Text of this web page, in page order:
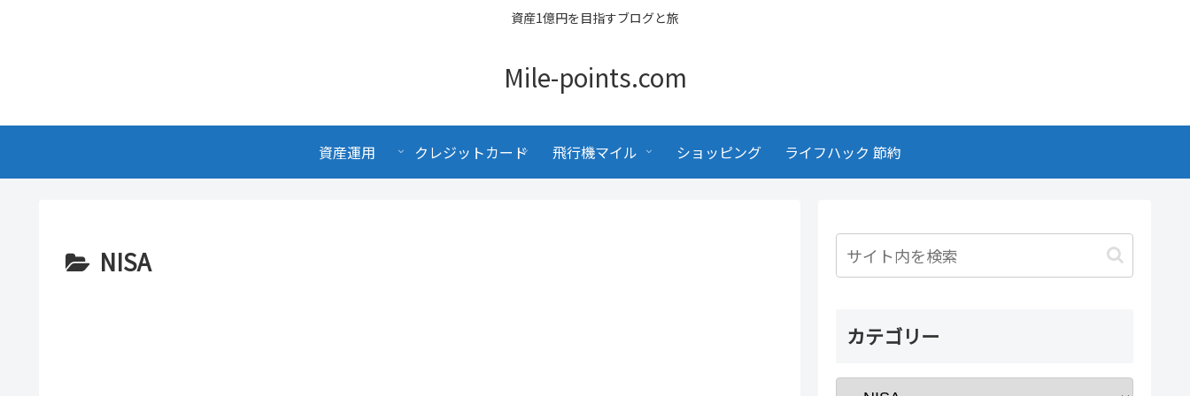
資産1億円を目指すブログと旅
Mile-points.com
資産運用 クレジットカード 飛行機マイル ショッピング ライフハック 節約
NISA
カテゴリー